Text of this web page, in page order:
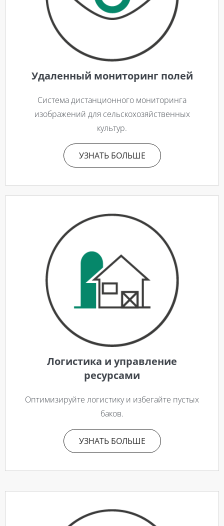
Удаленный мониторинг полей
Система дистанционного мониторинга
изображений для сельскохозяйственных
культур.
УЗНАТЬ БОЛЬШЕ
Логистика и управление
ресурсами
Оптимизируйте логистику и избегайте пустых
баков.
УЗНАТЬ БОЛЬШЕ